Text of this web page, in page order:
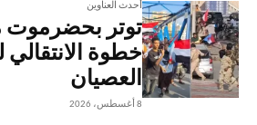
أحدث العناوين
توتر بحضرموت
خطوة الانتقالي
العصيان
8 أغسطس، 2026